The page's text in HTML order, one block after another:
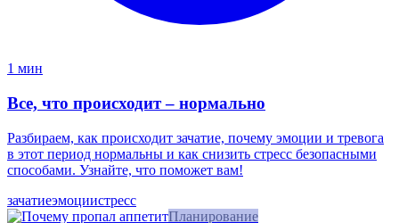
1 мин
Все, что происходит – нормально
Разбираем, как происходит зачатие, почему эмоции и тревога
в этот период нормальны и как снизить стресс безопасными
способами. Узнайте, что поможет вам!
зачатиеэмоциистресс
Планирование